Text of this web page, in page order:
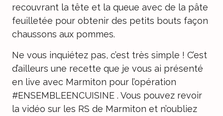
recouvrant la tête et la queue avec de la pâte
feuilletée pour obtenir des petits bouts façon
chaussons aux pommes.
Ne vous inquiétez pas, c’est très simple ! C’est
d’ailleurs une recette que je vous ai présenté
en live avec Marmiton pour l’opération
#ENSEMBLEENCUISINE . Vous pouvez revoir
la vidéo sur les RS de Marmiton et n’oubliez